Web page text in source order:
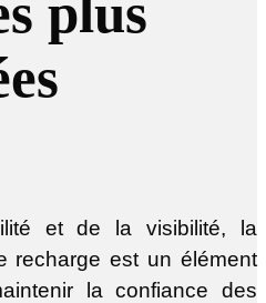
plus
et de la visibilité, la
recharge est un élément
la confiance des